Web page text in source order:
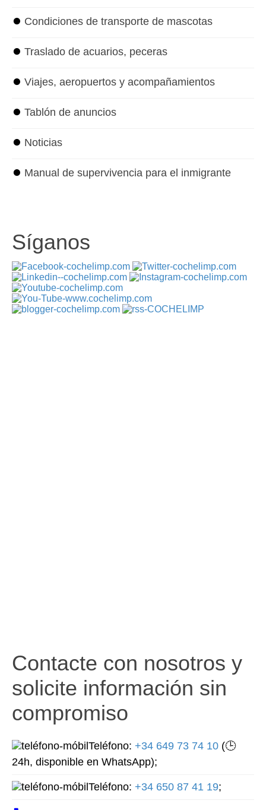
⏺ Condiciones de transporte de mascotas
⏺ Traslado de acuarios, peceras
⏺ Viajes, aeropuertos y acompañamientos
⏺ Tablón de anuncios
⏺ Noticias
⏺ Manual de supervivencia para el inmigrante
Síganos
Contacte con nosotros y
solicite información sin
compromiso
Teléfono: +34 649 73 74 10 (🕒
24h, disponible en WhatsApp);
Teléfono: +34 650 87 41 19;